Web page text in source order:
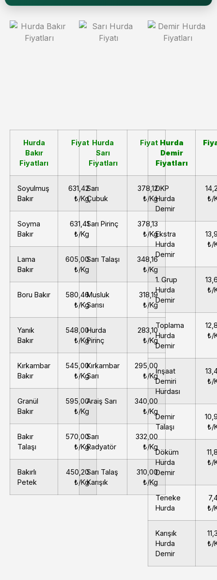
Hurda
Bakır
Fiyatları
Fiyat
Soyulmuş
Bakır
631,42
₺/Kg
Soyma
Bakır
631,41
₺/Kg
Lama
Bakır
605,00
₺/Kg
Boru Bakır
580,46
₺/Kg
Yanık
Bakır
548,00
₺/Kg
Kırkambar
Bakır
545,00
₺/Kg
Granül
Bakır
595,00
₺/Kg
Bakır
Talaşı
570,00
₺/Kg
Bakırlı
Petek
450,20
₺/Kg
Hurda
Sarı
Fiyatları
Fiyat
Sarı
Çubuk
378,12
₺/Kg
Sarı Pirinç
378,13
₺/Kg
Sarı Talaşı
348,16
₺/Kg
Musluk
Sarısı
318,19
₺/Kg
Hurda
Pirinç
283,10
₺/Kg
Kırkambar
Sarı
295,00
₺/Kg
Araiş Sarı
340,00
₺/Kg
Sarı
Radyatör
332,00
₺/Kg
Sarı Talaş
Karışık
310,00
₺/Kg
Hurda
Demir
Fiyatları
DKP
Hurda
Demir
₺/
Ekstra
Hurda
Demir
₺/
1. Grup
Hurda
Demir
₺/
Toplama
Hurda
Demir
₺/
İnşaat
Demiri
Hurdası
₺/
Demir
Talaşı
₺/
Döküm
Hurda
Demir
₺/
Teneke
Hurda
₺/
Karışık
Hurda
Demir
₺/